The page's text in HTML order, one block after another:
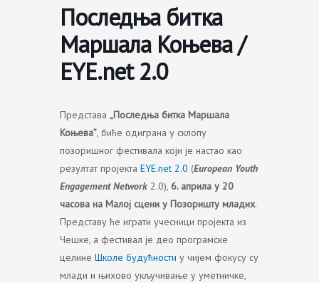
Последња битка
Маршала Коњева /
EYE.net 2.0
Представа „Последња битка Маршала
Коњева”, биће одиграна у склопу
позоришног фестивала који је настао као
резултат пројекта ЕYE.net 2.0 (European Youth
Engagement Network 2.0), 6. априла у 20
часова на Малој сцени у Позоришту младих.
Представу ће играти учесници пројекта из
Чешке, а фестивал је део програмске
целине Школе будућности у чијем фокусу су
млади и њихово укључивање у уметничке,